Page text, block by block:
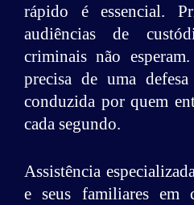
rápido é essencial.
audiências de
criminais não
precisa de uma
conduzida por quem
cada segundo.
Assistência
e seus familiares em